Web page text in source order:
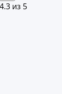
4.3 из 5